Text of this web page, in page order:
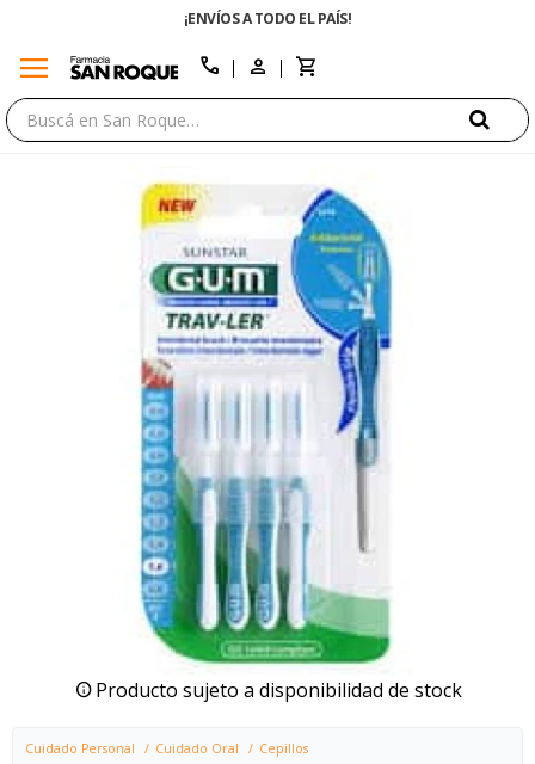
¡ENVÍOS A TODO EL PAÍS!
menu call
Producto sujeto a disponibilidad de stock
Cuidado Personal Cuidado Oral Cepillos
close